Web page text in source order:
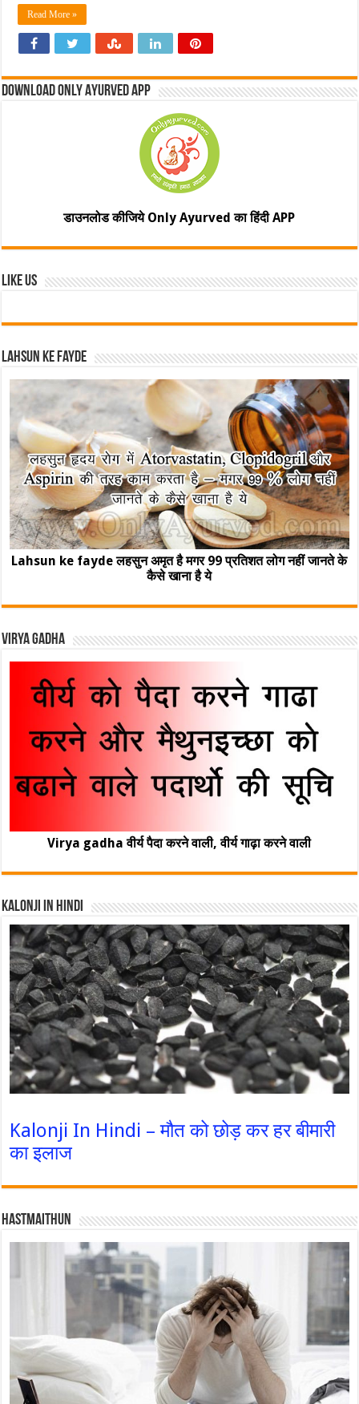
Read More »
Download Only Ayurved App
डाउनलोड कीजिये Only Ayurved का हिंदी APP
Like Us
Lahsun ke fayde
Lahsun ke fayde लहसुन अमृत है मगर 99 प्रतिशत लोग नहीं जानते के
कैसे खाना है ये
Virya Gadha
Virya gadha वीर्य पैदा करने वाली, वीर्य गाढ़ा करने वाली
Kalonji In Hindi
Kalonji In Hindi – मौत को छोड़ कर हर बीमारी
का इलाज
Hastmaithun